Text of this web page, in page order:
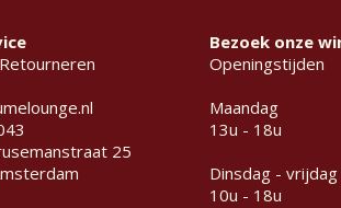
25
Bezoek onze
Openingstijden
Maandag
13u - 18u
Dinsdag - vrijdag
10u - 18u